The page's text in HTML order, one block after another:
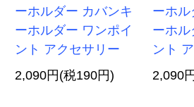
ーホルダー カバンキ
ーホルダー ワンポイ
ント アクセサリー
2,090円(税190円)
ーホル
ーホル
ント
2,090